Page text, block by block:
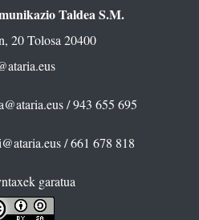
Taldea S.M.
20 Tolosa 20400
/ 943 655 695
/ 661 678 818
garatua